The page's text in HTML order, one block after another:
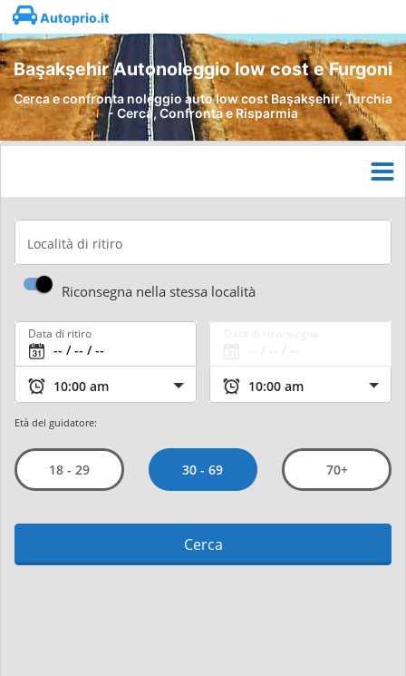
Autoprio.it
Başakşehir Autonoleggio low cost e Furgoni
Cerca e confronta noleggio auto low cost Başakşehir, Turchia
- Cerca, Confronta e Risparmia
Località di ritiro
Riconsegna nella stessa località
Data di ritiro
Età del guidatore:
18 - 29 30 - 69 70+
Cerca